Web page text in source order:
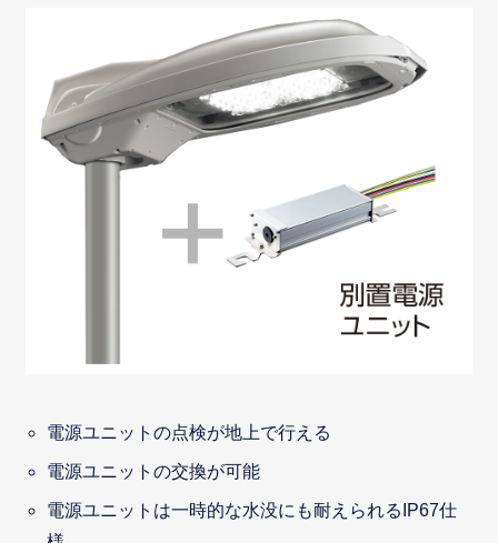
電源ユニットの点検が地上で行える
電源ユニットの交換が可能
電源ユニットは一時的な水没にも耐えられるIP67仕